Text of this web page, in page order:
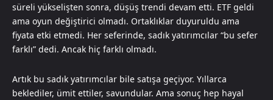
süreli yükselişten sonra, düşüş trendi devam etti. ETF geldi
ama oyun değiştirici olmadı. Ortaklıklar duyuruldu ama
fiyata etki etmedi. Her seferinde, sadık yatırımcılar “bu sefer
farklı” dedi. Ancak hiç farklı olmadı.
Artık bu sadık yatırımcılar bile satışa geçiyor. Yıllarca
beklediler, ümit ettiler, savundular. Ama sonuç hep hayal